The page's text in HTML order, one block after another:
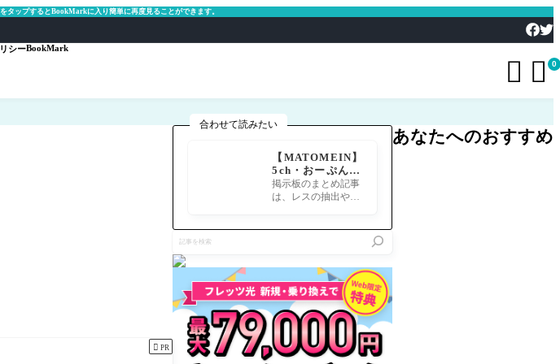
タップするとBookMarkに入り簡単に再度見ることができます。
シーBookMark
  0
 PR
合わせて読みたい
【MATOMEIN】
5ch・おーぷん2
ちゃん・したら
ば・ガルちゃん・
掲示板のまとめ記事
は、レスの抽出や整
を
検
あなたへのおすすめ